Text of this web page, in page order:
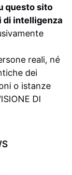
questo sito
di intelligenza
reali, né
dei
o istanze
DI